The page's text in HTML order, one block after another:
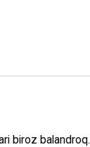
biroz balandroq.